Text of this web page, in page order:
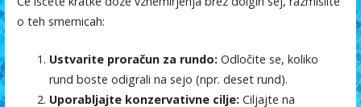
o teh smernicah:
Ustvarite proračun za rundo: Odločite se, koliko
rund boste odigrali na sejo (npr. deset rund).
Uporabljajte konzervativne cilje: Ciljajte na